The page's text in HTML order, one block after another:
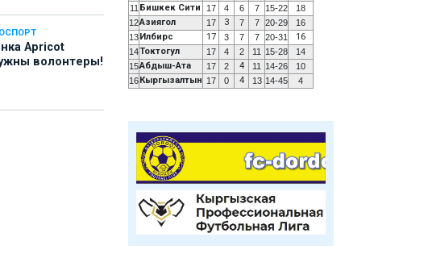
Apricot
волонтеры!
11 Бишкек Сити 17 4 6 7 15-22
18
12Азиягол 17 3 7 7 20-29
16
13 Илбирс 17 3 7 7 20-31 16
14Токтогул 17 4 2 11 15-28
14
15Абдыш-Ата 17 2 4 11 14-26
10
16 Кыргызалтын 17 0 4 13 14-45 4